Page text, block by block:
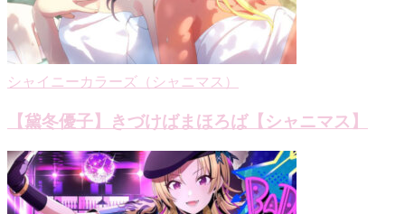
シャイニーカラーズ（シャニマス）
【黛冬優子】きづけばまほろば【シャニマス】